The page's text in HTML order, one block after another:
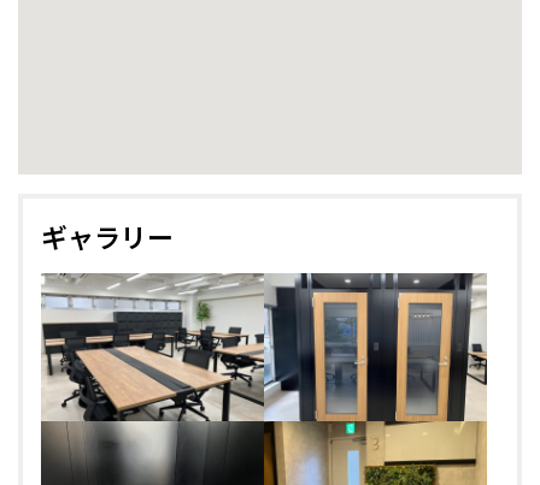
ギャラリー